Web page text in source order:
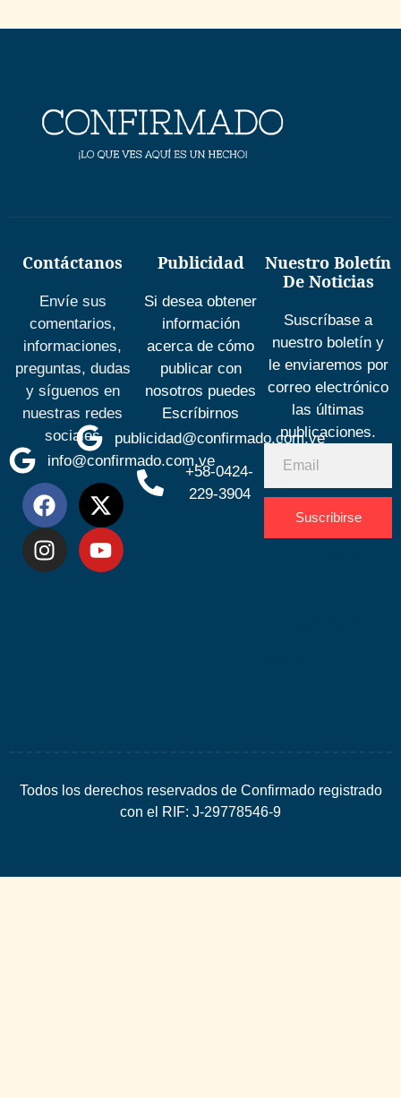
Contáctanos
Envíe sus
comentarios,
informaciones,
preguntas, dudas
y síguenos en
nuestras redes
sociales
info@confirmado.com.ve
Publicidad
Si desea obtener
información
acerca de cómo
publicar con
nosotros puedes
Escríbirnos
publicidad@confirmado.com.ve
+58-0424-
229-3904
Nuestro Boletín
De Noticias
Suscríbase a
nuestro boletín y
le enviaremos por
correo electrónico
las últimas
publicaciones.
Suscribirse
Todos los derechos reservados de Confirmado registrado
con el RIF: J-29778546-9